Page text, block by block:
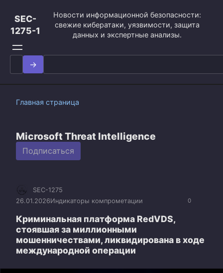
контенту
SEC-
1275-1
Новости информационной безопасности:
свежие кибератаки, уязвимости, защита
данных и экспертные анализы.
Search
for:
Главная страница
Microsoft Threat Intelligence
Подписаться
0
SEC-1275
26.01.2026Индикаторы компрометации
Криминальная платформа RedVDS,
стоявшая за миллионными
мошенничествами, ликвидирована в ходе
международной операции